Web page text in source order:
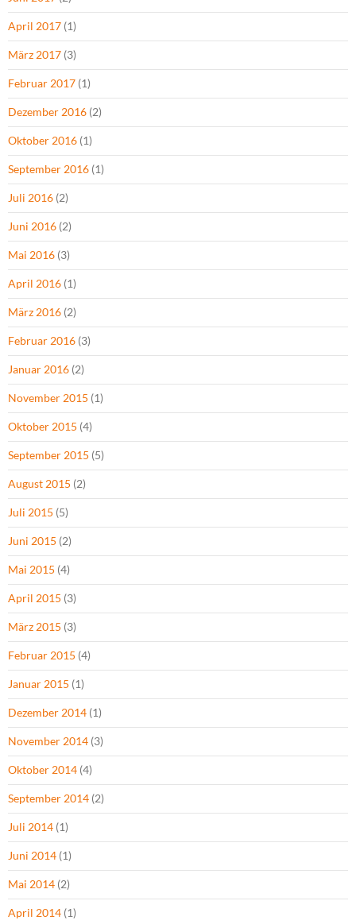
April 2017 (1)
März 2017 (3)
Februar 2017 (1)
Dezember 2016 (2)
Oktober 2016 (1)
September 2016 (1)
Juli 2016 (2)
Juni 2016 (2)
Mai 2016 (3)
April 2016 (1)
März 2016 (2)
Februar 2016 (3)
Januar 2016 (2)
November 2015 (1)
Oktober 2015 (4)
September 2015 (5)
August 2015 (2)
Juli 2015 (5)
Juni 2015 (2)
Mai 2015 (4)
April 2015 (3)
März 2015 (3)
Februar 2015 (4)
Januar 2015 (1)
Dezember 2014 (1)
November 2014 (3)
Oktober 2014 (4)
September 2014 (2)
Juli 2014 (1)
Juni 2014 (1)
Mai 2014 (2)
April 2014 (1)